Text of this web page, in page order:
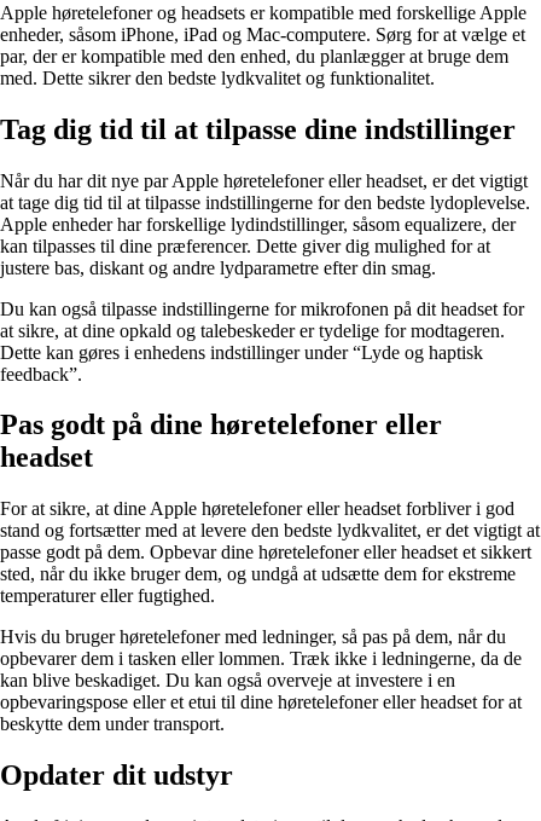
Apple høretelefoner og headsets er kompatible med forskellige Apple
enheder, såsom iPhone, iPad og Mac-computere. Sørg for at vælge et
par, der er kompatible med den enhed, du planlægger at bruge dem
med. Dette sikrer den bedste lydkvalitet og funktionalitet.
Tag dig tid til at tilpasse dine indstillinger
Når du har dit nye par Apple høretelefoner eller headset, er det vigtigt
at tage dig tid til at tilpasse indstillingerne for den bedste lydoplevelse.
Apple enheder har forskellige lydindstillinger, såsom equalizere, der
kan tilpasses til dine præferencer. Dette giver dig mulighed for at
justere bas, diskant og andre lydparametre efter din smag.
Du kan også tilpasse indstillingerne for mikrofonen på dit headset for
at sikre, at dine opkald og talebeskeder er tydelige for modtageren.
Dette kan gøres i enhedens indstillinger under “Lyde og haptisk
feedback”.
Pas godt på dine høretelefoner eller
headset
For at sikre, at dine Apple høretelefoner eller headset forbliver i god
stand og fortsætter med at levere den bedste lydkvalitet, er det vigtigt at
passe godt på dem. Opbevar dine høretelefoner eller headset et sikkert
sted, når du ikke bruger dem, og undgå at udsætte dem for ekstreme
temperaturer eller fugtighed.
Hvis du bruger høretelefoner med ledninger, så pas på dem, når du
opbevarer dem i tasken eller lommen. Træk ikke i ledningerne, da de
kan blive beskadiget. Du kan også overveje at investere i en
opbevaringspose eller et etui til dine høretelefoner eller headset for at
beskytte dem under transport.
Opdater dit udstyr